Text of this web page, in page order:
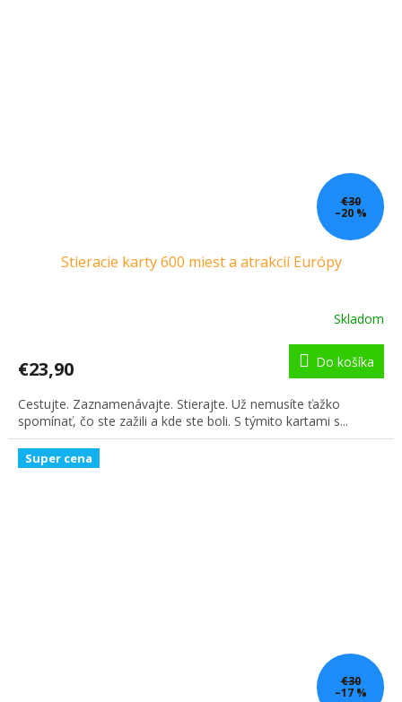
€30
–20 %
Stieracie karty 600 miest a atrakcií Európy
Skladom
€23,90 Do košíka
Cestujte. Zaznamenávajte. Stierajte. Už nemusíte ťažko
spomínať, čo ste zažili a kde ste boli. S týmito kartami s...
Super cena
€30
–17 %